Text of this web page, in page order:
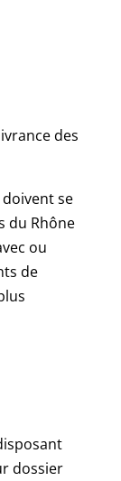
des
doivent se
du Rhône
ou
de
dossier